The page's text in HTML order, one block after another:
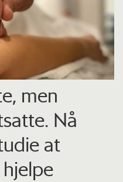
men
Nå
at